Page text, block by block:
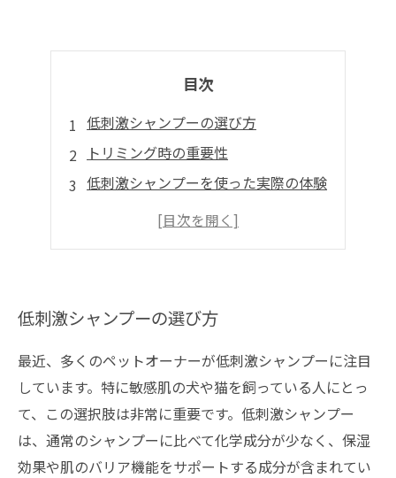
目次
低刺激シャンプーの選び方
トリミング時の重要性
低刺激シャンプーを使った実際の体験
未来のトリミングと愛犬の健康
低刺激シャンプーの選び方
最近、多くのペットオーナーが低刺激シャンプーに注目
しています。特に敏感肌の犬や猫を飼っている人にとっ
て、この選択肢は非常に重要です。低刺激シャンプー
は、通常のシャンプーに比べて化学成分が少なく、保湿
効果や肌のバリア機能をサポートする成分が含まれてい